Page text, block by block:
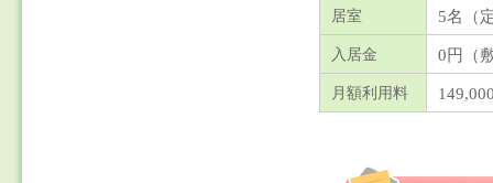
居室 5名（
入居金 0円（
月額利用料